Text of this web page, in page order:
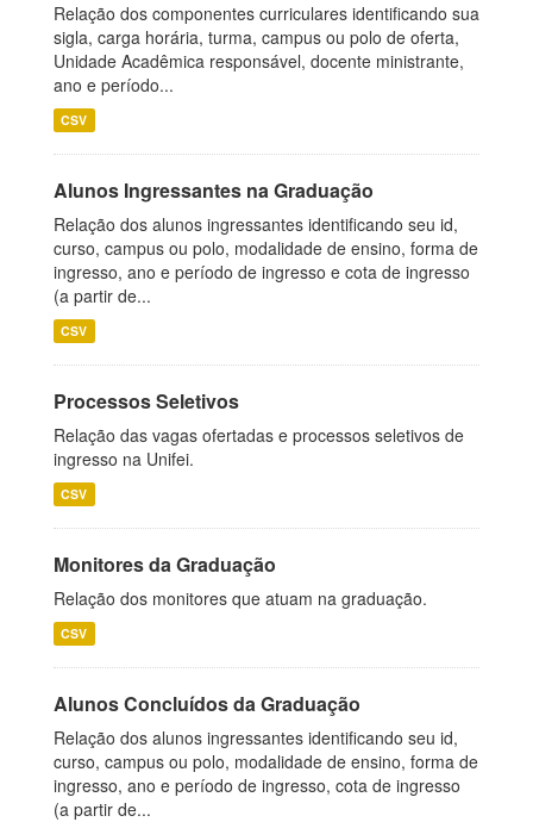
Relação dos componentes curriculares identificando sua
sigla, carga horária, turma, campus ou polo de oferta,
Unidade Acadêmica responsável, docente ministrante,
ano e período...
CSV
Alunos Ingressantes na Graduação
Relação dos alunos ingressantes identificando seu id,
curso, campus ou polo, modalidade de ensino, forma de
ingresso, ano e período de ingresso e cota de ingresso
(a partir de...
CSV
Processos Seletivos
Relação das vagas ofertadas e processos seletivos de
ingresso na Unifei.
CSV
Monitores da Graduação
Relação dos monitores que atuam na graduação.
CSV
Alunos Concluídos da Graduação
Relação dos alunos ingressantes identificando seu id,
curso, campus ou polo, modalidade de ensino, forma de
ingresso, ano e período de ingresso, cota de ingresso
(a partir de...